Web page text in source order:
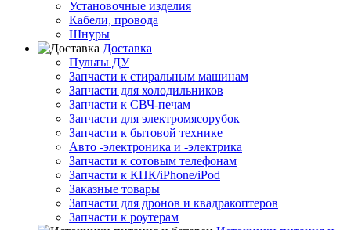
Установочные изделия
Кабели, провода
Шнуры
Доставка
Пульты ДУ
Запчасти к стиральным машинам
Запчасти для холодильников
Запчасти к СВЧ-печам
Запчасти для электромясорубок
Запчасти к бытовой технике
Авто -электроника и -электрика
Запчасти к сотовым телефонам
Запчасти к КПК/iPhone/iPod
Заказные товары
Запчасти для дронов и квадракоптеров
Запчасти к роутерам